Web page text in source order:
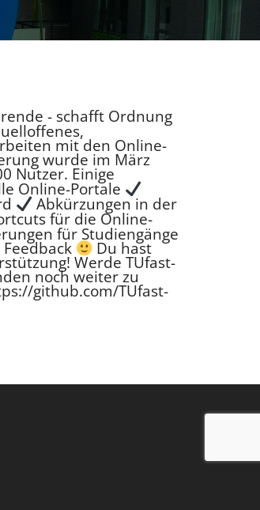
- schafft Ordnung
mit den Online-
wurde im März
Nutzer. Einige
Online-Portale
Abkürzungen in der
für die Online-
für Studiengänge
Du hast
Werde TUfast-
noch weiter zu
github.com/TUfast-